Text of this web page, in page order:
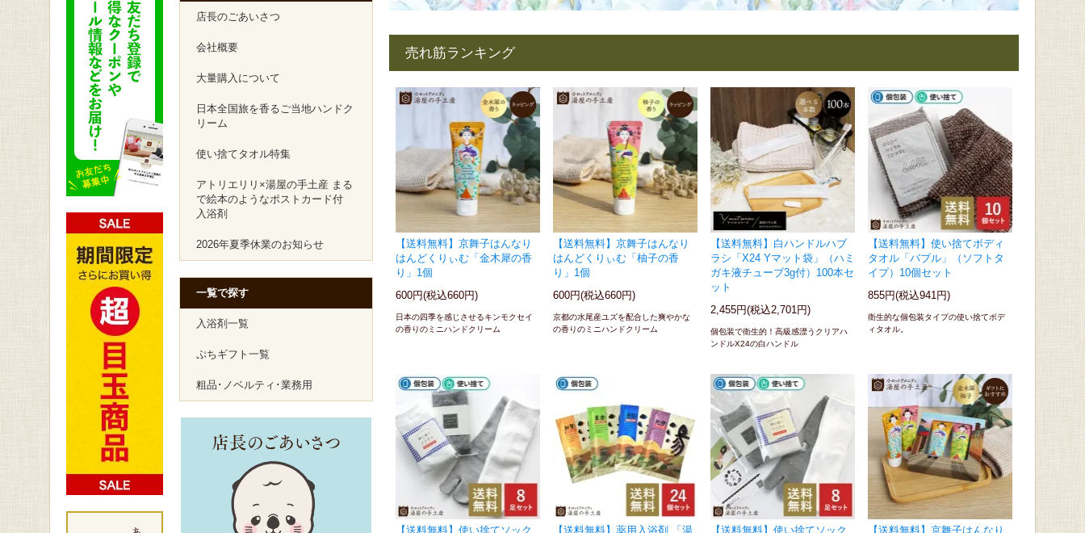
売れ筋ランキング
【送料無料】京舞子はんなり
はんどくりぃむ「金木犀の香
り」1個
600円(税込660円)
日本の四季を感じさせるキンモクセイ
の香りのミニハンドクリーム
【送料無料】京舞子はんなり
はんどくりぃむ「柚子の香
り」1個
600円(税込660円)
京都の水尾産ユズを配合した爽やかな
の香りのミニハンドクリーム
【送料無料】白ハンドルハブ
ラシ「X24 Yマット袋」（ハミ
ガキ液チューブ3g付）100本セ
ット
2,455円(税込2,701円)
個包装で衛生的！高級感漂うクリアハ
ンドルX24の白ハンドル
【送料無料】使い捨てボディ
タオル「バブル」（ソフトタ
イプ）10個セット
855円(税込941円)
衛生的な個包装タイプの使い捨てボデ
ィタオル。
【送料無料】使い捨てソック
【送料無料】薬用入浴剤 「湯
【送料無料】使い捨てソック
【送料無料】京舞子はんなり
店長のごあいさつ
会社概要
大量購入について
日本全国旅を香るご当地ハンドク
リーム
使い捨てタオル特集
アトリエリリ×湯屋の手土産 まる
で絵本のようなポストカード付
入浴剤
2026年夏季休業のお知らせ
一覧で探す
入浴剤一覧
ぷちギフト一覧
粗品･ノベルティ･業務用